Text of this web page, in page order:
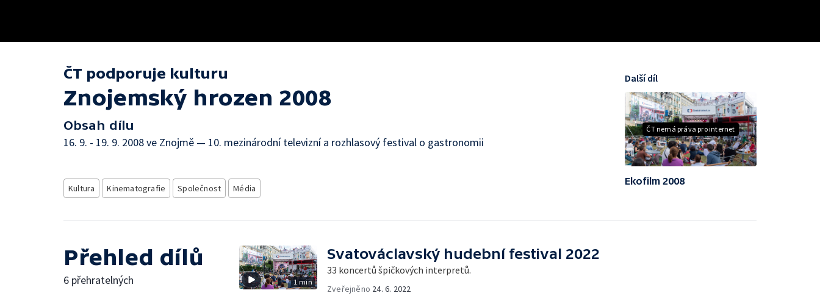
ČT podporuje kulturu
Znojemský hrozen 2008
Obsah dílu
16. 9. - 19. 9. 2008 ve Znojmě — 10. mezinárodní televizní a rozhlasový festival o gastronomii
Kultura Kinematografie Společnost Média
ČT nemá práva pro internet
Další díl
Ekofilm 2008
Přehled dílů
6 přehratelných 1 min
Svatováclavský hudební festival 2022
33 koncertů špičkových interpretů.
Zveřejněno 24. 6. 2022